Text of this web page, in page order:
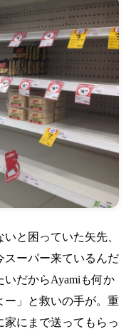
と困っていた矢先、
スーパー来ているんだ
だからAyamiも何か
ー」と救いの手が。重
にまで送ってもらっ